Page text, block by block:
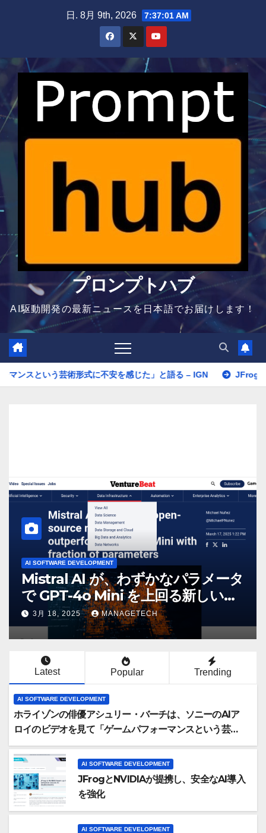
日. 8月 9th, 2026 7:37:02 AM
プロンプトハブ
AI駆動開発の最新ニュースを日本語でお届けします！
術形式に不安を感じた」と語る – IGN JFrogとNVIDIAが提
AI SOFTWARE DEVELOPMENT
Mistral AI が、わずかなパラメータ
で GPT-4o Mini を上回る新しいオ
ープンソース モデルをリリース |
VentureBeat
3月 18, 2025 MANAGETECH
Latest Popular Trending
AI SOFTWARE DEVELOPMENT
ホライゾンの俳優アシュリー・バーチは、ソニーのAIア
ロイのビデオを見て「ゲームパフォーマンスという芸術
形式に不安を感じた」と語る – IGN
AI SOFTWARE DEVELOPMENT
JFrogとNVIDIAが提携し、安全なAI導入
を強化
AI SOFTWARE DEVELOPMENT